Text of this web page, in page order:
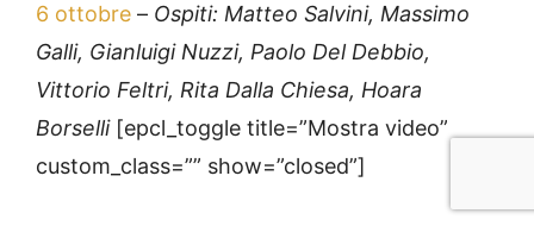
6 ottobre – Ospiti: Matteo Salvini, Massimo
Galli, Gianluigi Nuzzi, Paolo Del Debbio,
Vittorio Feltri, Rita Dalla Chiesa, Hoara
Borselli[epcl_toggle title=”Mostra video”
custom_class=”” show=”closed”]